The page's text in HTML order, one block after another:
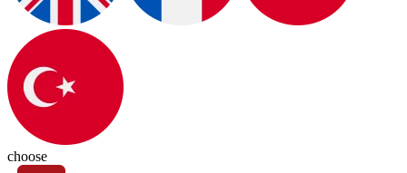
choose